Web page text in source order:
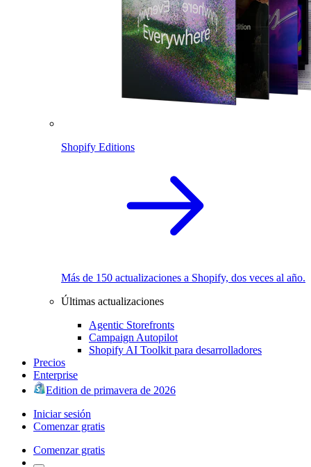
Shopify Editions
Más de 150 actualizaciones a Shopify, dos veces al año.
Últimas actualizaciones
Agentic Storefronts
Campaign Autopilot
Shopify AI Toolkit para desarrolladores
Precios
Enterprise
Edition de primavera de 2026
Iniciar sesión
Comenzar gratis
Comenzar gratis